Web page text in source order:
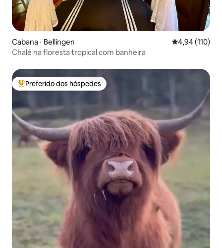
Cabana ⋅ Bellingen 4,94 de uma
4,94 (110)
Chalé na floresta tropical com banheira
Entre os melhores preferidos dos hóspedes
Preferido dos hóspedes